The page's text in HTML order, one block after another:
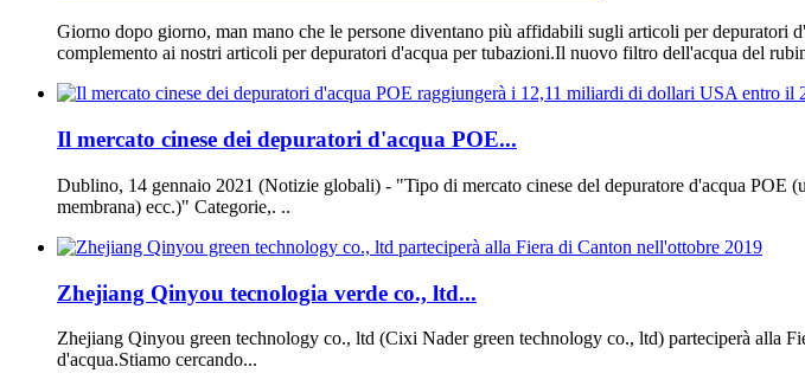
Giorno dopo giorno, man mano che le persone diventano più affidabili sugli articoli per
complemento ai nostri articoli per depuratori d'acqua per tubazioni.Il nuovo filtro dell'acqua del
Il mercato cinese dei depuratori d'acqua POE...
Dublino, 14 gennaio 2021 (Notizie globali) - "Tipo di mercato cinese del depuratore d'acqua POE
membrana) ecc.)" Categorie,. ..
Zhejiang Qinyou tecnologia verde co., ltd...
Zhejiang Qinyou green technology co., ltd (Cixi Nader green technology co., ltd) parteciperà alla
d'acqua.Stiamo cercando...